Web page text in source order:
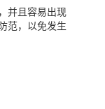
并且容易出现
范，以免发生